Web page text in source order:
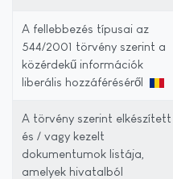
A fellebbezés típusai az
544/2001 törvény szerint a
közérdekű információk
liberális hozzáféréséről
A törvény szerint elkészített
és / vagy kezelt
dokumentumok listája,
amelyek hivatalból